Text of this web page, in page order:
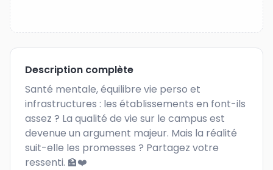
Description complète
Santé mentale, équilibre vie perso et
infrastructures : les établissements en font-ils
assez ? La qualité de vie sur le campus est
devenue un argument majeur. Mais la réalité
suit-elle les promesses ? Partagez votre
ressenti. 🏫❤️